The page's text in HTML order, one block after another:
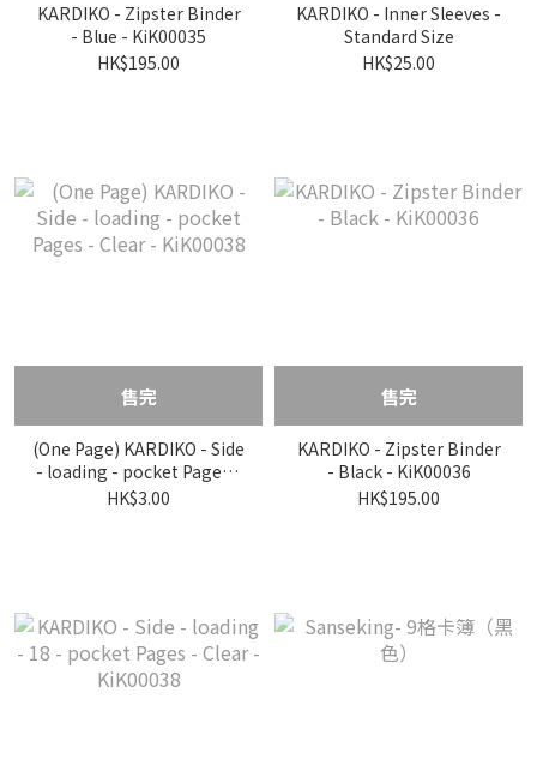
KARDIKO - Zipster Binder
- Blue - KiK00035
HK$195.00
KARDIKO - Inner Sleeves -
Standard Size
HK$25.00
售完
(One Page) KARDIKO - Side
- loading - pocket Pages -
Clear - KiK00038
HK$3.00
售完
KARDIKO - Zipster Binder
- Black - KiK00036
HK$195.00